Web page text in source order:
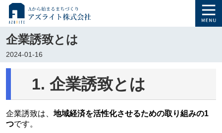
企業誘致とは
2024-01-16
1. 企業誘致とは
企業誘致は、 地域経済を活性化させるための取り組みの1
つです。